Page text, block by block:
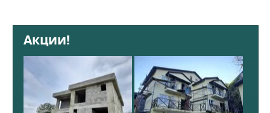
Акции!